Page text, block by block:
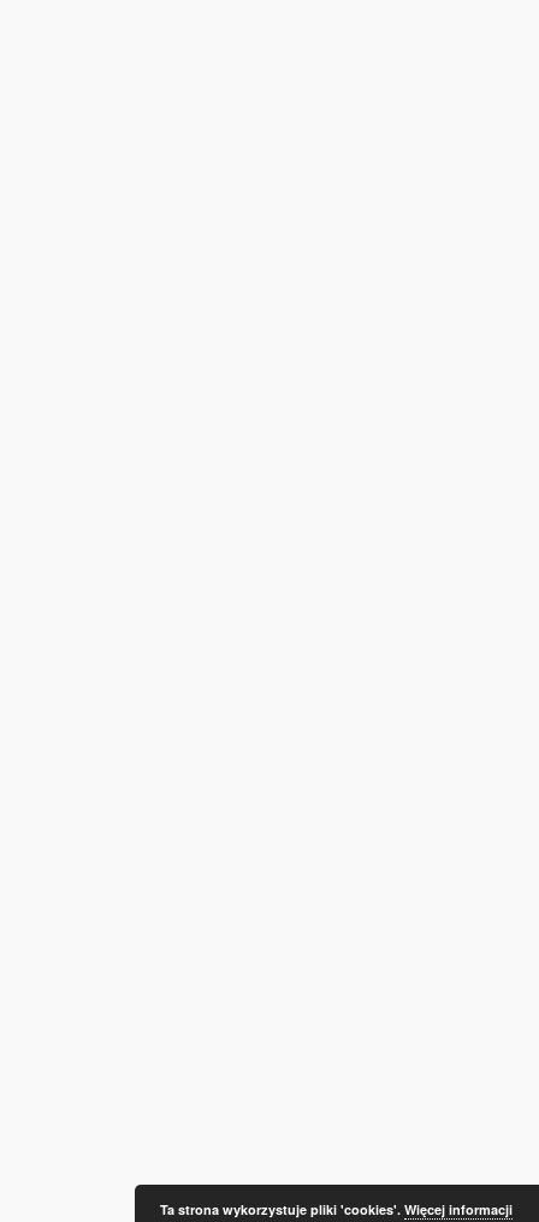
Ta strona wykorzystuje pliki 'cookies'. Więcej informacji